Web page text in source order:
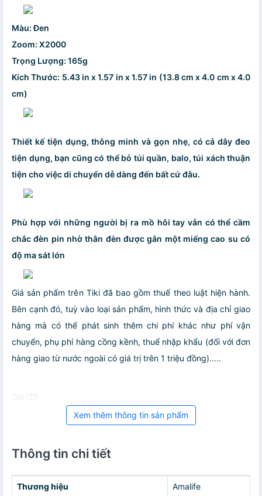
Màu: Đen
Zoom: X2000
Trọng Lượng: 165g
Kích Thước: 5.43 in x 1.57 in x 1.57 in (13.8 cm x 4.0 cm x 4.0
cm)
Thiết kế tiện dụng, thông minh và gọn nhẹ, có cả dây đeo
tiện dụng, bạn cũng có thể bỏ túi quần, balo, túi xách thuận
tiện cho việc di chuyển dễ dàng đến bất cứ đâu.
Phù hợp với những người bị ra mồ hôi tay vẫn có thể cầm
chắc đèn pin nhờ thân đèn được gắn một miếng cao su có
độ ma sát lớn
Giá sản phẩm trên Tiki đã bao gồm thuế theo luật hiện hành.
Bên cạnh đó, tuỳ vào loại sản phẩm, hình thức và địa chỉ giao
hàng mà có thể phát sinh thêm chi phí khác như phí vận
chuyển, phụ phí hàng cồng kềnh, thuế nhập khẩu (đối với đơn
hàng giao từ nước ngoài có giá trị trên 1 triệu đồng).....
Giá IZE
Xem thêm thông tin sản phẩm
Thông tin chi tiết
Thương hiệu Amalife